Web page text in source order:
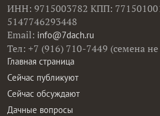
ИНН: 9715003782 КПП:
5147746293448
Email: info@7dach.ru
Тел: +7 (916) 710-7449 (семена
Главная страница
Сейчас публикуют
Сейчас обсуждают
Дачные вопросы